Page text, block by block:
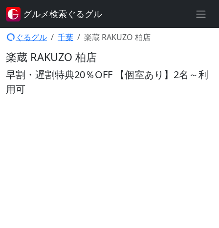
ぐるグル 千葉 楽蔵 RAKUZO 柏店
楽蔵 RAKUZO 柏店
早割・遅割特典20％OFF 【個室あり】2名～利
用可
グルメ検索ぐるグル